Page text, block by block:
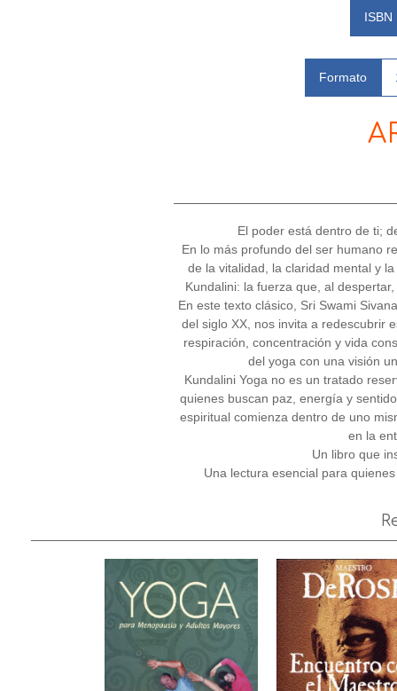
ISBN
Formato
El poder está dentro de ti;
En lo más profundo del ser humano
de la vitalidad, la claridad mental y
Kundalini: la fuerza que, al
En este texto clásico, Sri Swami
del siglo XX, nos invita a redescubrir
respiración, concentración y vida
del yoga con una visión
Kundalini Yoga no es un tratado
quienes buscan paz, energía y
espiritual comienza dentro de uno
en la
Un libro que
Una lectura esencial para